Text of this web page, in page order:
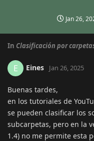
Jan 26,
In Clasificación por
E Eines Jan 26, 2025
Buenas tardes,
en los tutoriales de
se pueden clasificar los
subcarpetas, pero en la
1.4) no me permite esta